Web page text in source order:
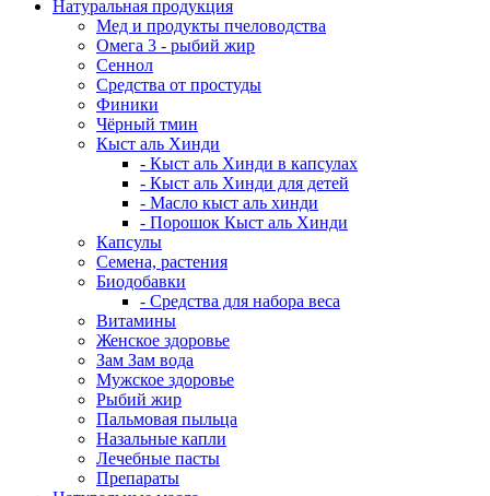
Натуральная продукция
Мед и продукты пчеловодства
Омега 3 - рыбий жир
Сеннол
Средства от простуды
Финики
Чёрный тмин
Кыст аль Хинди
- Кыст аль Хинди в капсулах
- Кыст аль Хинди для детей
- Масло кыст аль хинди
- Порошок Кыст аль Хинди
Капсулы
Семена, растения
Биодобавки
- Средства для набора веса
Витамины
Женское здоровье
Зам Зам вода
Мужское здоровье
Рыбий жир
Пальмовая пыльца
Назальные капли
Лечебные пасты
Препараты